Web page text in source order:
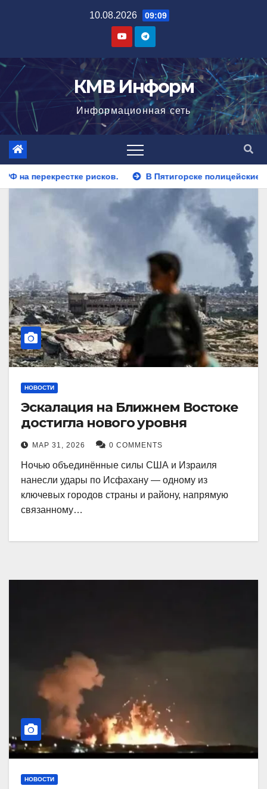
10.08.2026 09:09
КМВ Информ
Информационная сеть
В Пятигорске полицейские задержали закладчика,
НОВОСТИ
Эскалация на Ближнем Востоке
достигла нового уровня
МАР 31, 2026 0 COMMENTS
Ночью объединённые силы США и Израиля
нанесли удары по Исфахану — одному из
ключевых городов страны и району, напрямую
связанному…
НОВОСТИ